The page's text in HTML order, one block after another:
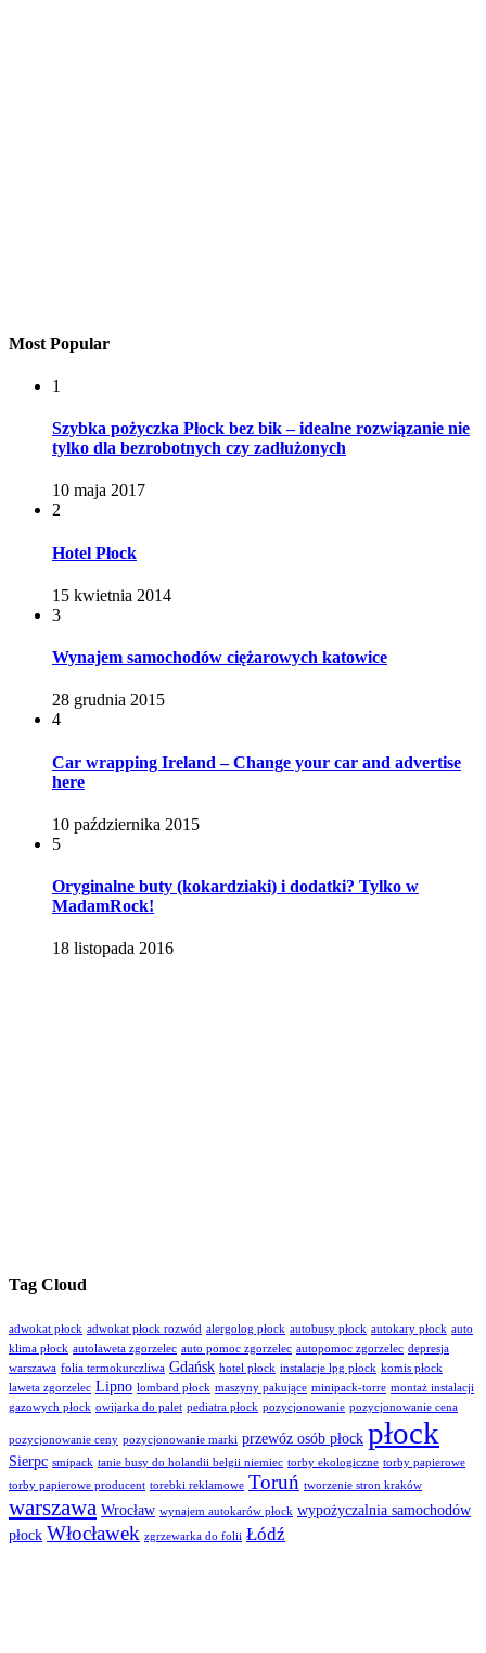
Most Popular
1
Szybka pożyczka Płock bez bik – idealne rozwiązanie nie
tylko dla bezrobotnych czy zadłużonych
10 maja 2017
2
Hotel Płock
15 kwietnia 2014
3
Wynajem samochodów ciężarowych katowice
28 grudnia 2015
4
Car wrapping Ireland – Change your car and advertise
here
10 października 2015
5
Oryginalne buty (kokardziaki) i dodatki? Tylko w
MadamRock!
18 listopada 2016
Tag Cloud
adwokat płock adwokat płock rozwód alergolog płock autobusy płock autokary płock auto
klima płock autolaweta zgorzelec auto pomoc zgorzelec autopomoc zgorzelec depresja
warszawa folia termokurczliwa Gdańsk hotel płock instalacje lpg płock komis płock
laweta zgorzelec Lipno lombard płock maszyny pakujące minipack-torre montaż instalacji
gazowych płock owijarka do palet pediatra płock pozycjonowanie pozycjonowanie cena
pozycjonowanie ceny pozycjonowanie marki przewóz osób płock płock
Sierpc smipack tanie busy do holandii belgii niemiec torby ekologiczne torby papierowe
torby papierowe producent torebki reklamowe Toruń tworzenie stron kraków
warszawa Wrocław wynajem autokarów płock wypożyczalnia samochodów
płock Włocławek zgrzewarka do folii Łódź